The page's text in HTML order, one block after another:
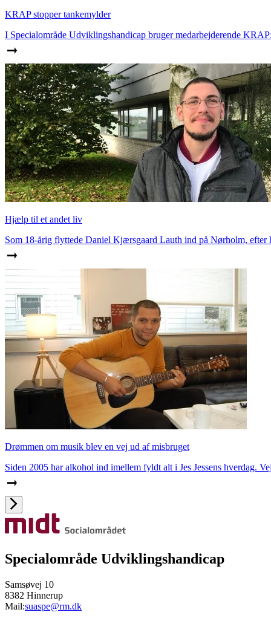
KRAP stopper tankemylder
I Specialområde Udviklingshandicap bruger medarbejderende
Hjælp til et andet liv
Som 18-årig flyttede Daniel Kjærsgaard Lauth ind på Nørholm, efter
Drømmen om musik blev en vej ud af misbruget
Siden 2005 har alkohol ind imellem fyldt alt i Jes Jessens hverdag.
Specialområde Udviklingshandicap
Samsøvej 10
8382 Hinnerup
Mail:suaspe@rm.dk